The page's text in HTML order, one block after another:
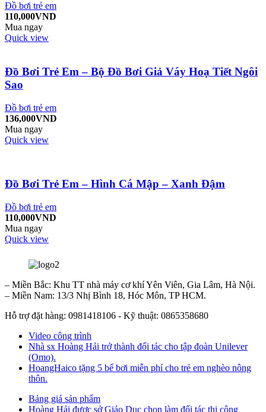
Đồ bơi trẻ em
110,000VND
Mua ngay
Quick view
Đồ Bơi Trẻ Em – Bộ Đồ Bơi Giả Váy Hoạ Tiết Ngôi
Sao
Đồ bơi trẻ em
136,000VND
Mua ngay
Quick view
Đồ Bơi Trẻ Em – Hình Cá Mập – Xanh Đậm
Đồ bơi trẻ em
110,000VND
Mua ngay
Quick view
– Miền Bắc: Khu TT nhà máy cơ khí Yên Viên, Gia Lâm, Hà Nội.
– Miền Nam: 13/3 Nhị Bình 18, Hóc Môn, TP HCM.
Hỗ trợ đặt hàng: 0981418106 - Kỹ thuật: 0865358680
Video công trình
Nhà sx Hoàng Hải trở thành đối tác cho tập đoàn Unilever
(Omo).
HoangHaico tặng 5 bể bơi miễn phí cho trẻ em nghèo nông
thôn.
Bảng giá sản phẩm
Hoàng Hải được sở Giáo Dục chọn làm đối tác thi công